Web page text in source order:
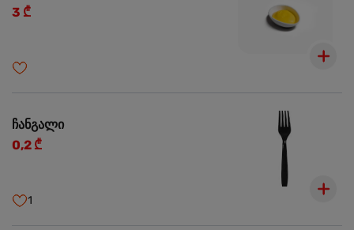
3 ₾
ჩანგალი
0,2 ₾
1